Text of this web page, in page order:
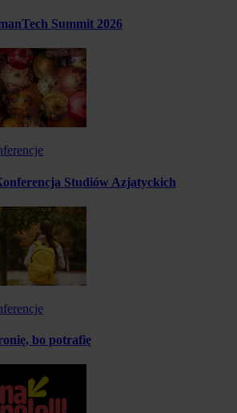
Summit 2026
Studiów Azjatyckich
bo potrafię